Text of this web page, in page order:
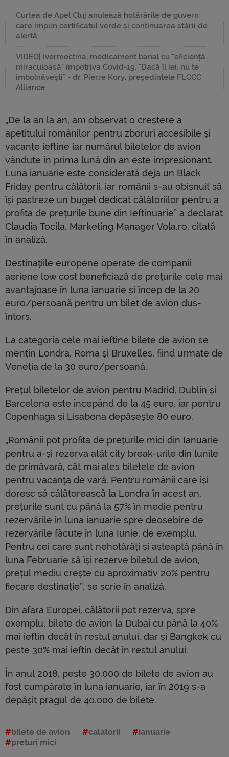
Curtea de Apel Cluj anulează hotărârile de guvern
care impun certificatul verde și continuarea stării de
alertă
VIDEO| Ivermectina, medicament banal cu "eficiență
miraculoasă" împotriva Covid-19. "Dacă îl iei, nu te
îmbolnăvești" - dr. Pierre Kory, președintele FLCCC
Alliance
„De la an la an, am observat o creștere a
apetitului românilor pentru zboruri accesibile și
vacanțe ieftine iar numărul biletelor de avion
vândute în prima lună din an este impresionant.
Luna ianuarie este considerată deja un Black
Friday pentru călătorii, iar românii s-au obișnuit să
își pastreze un buget dedicat călătoriilor pentru a
profita de prețurile bune din Ieftinuarie” a declarat
Claudia Tocila, Marketing Manager Vola.ro, citată
în analiză.
Destinațiile europene operate de companii
aeriene low cost beneficiază de prețurile cele mai
avantajoase în luna ianuarie și încep de la 20
euro/persoană pentru un bilet de avion dus-
întors.
La categoria cele mai ieftine bilete de avion se
mențin Londra, Roma și Bruxelles, fiind urmate de
Veneția de la 30 euro/persoană.
Prețul biletelor de avion pentru Madrid, Dublin și
Barcelona este începând de la 45 euro, iar pentru
Copenhaga și Lisabona depășește 80 euro.
„Românii pot profita de prețurile mici din Ianuarie
pentru a-și rezerva atât city break-urile din lunile
de primăvară, cât mai ales biletele de avion
pentru vacanța de vară. Pentru românii care își
doresc să călătorească la Londra în acest an,
prețurile sunt cu până la 57% în medie pentru
rezervările în luna ianuarie spre deosebire de
rezervările făcute în luna Iunie, de exemplu.
Pentru cei care sunt nehotărâți și așteaptă până în
luna Februarie să își rezerve biletul de avion,
prețul mediu crește cu aproximativ 20% pentru
fiecare destinație”, se scrie în analiză.
Din afara Europei, călătorii pot rezerva, spre
exemplu, bilete de avion la Dubai cu până la 40%
mai ieftin decât în restul anului, dar și Bangkok cu
peste 30% mai ieftin decât în restul anului.
În anul 2018, peste 30.000 de bilete de avion au
fost cumpărate în luna ianuarie, iar în 2019 s-a
depășit pragul de 40.000 de bilete.
bilete de avion calatorii
ianuarie
preturi mici